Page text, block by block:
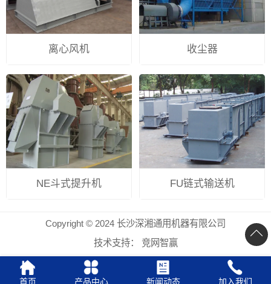
离心风机 收尘器
NE斗式提升机 FU链式输送机
首页 产品中心 新闻动态 加入我们
Copyright © 2024 长沙深湘通用机器有限公司
技术支持：
竞网智赢